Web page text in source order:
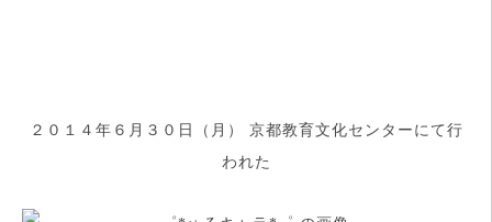
２０１４年６月３０日（月） 京都教育文化センターにて行
われた